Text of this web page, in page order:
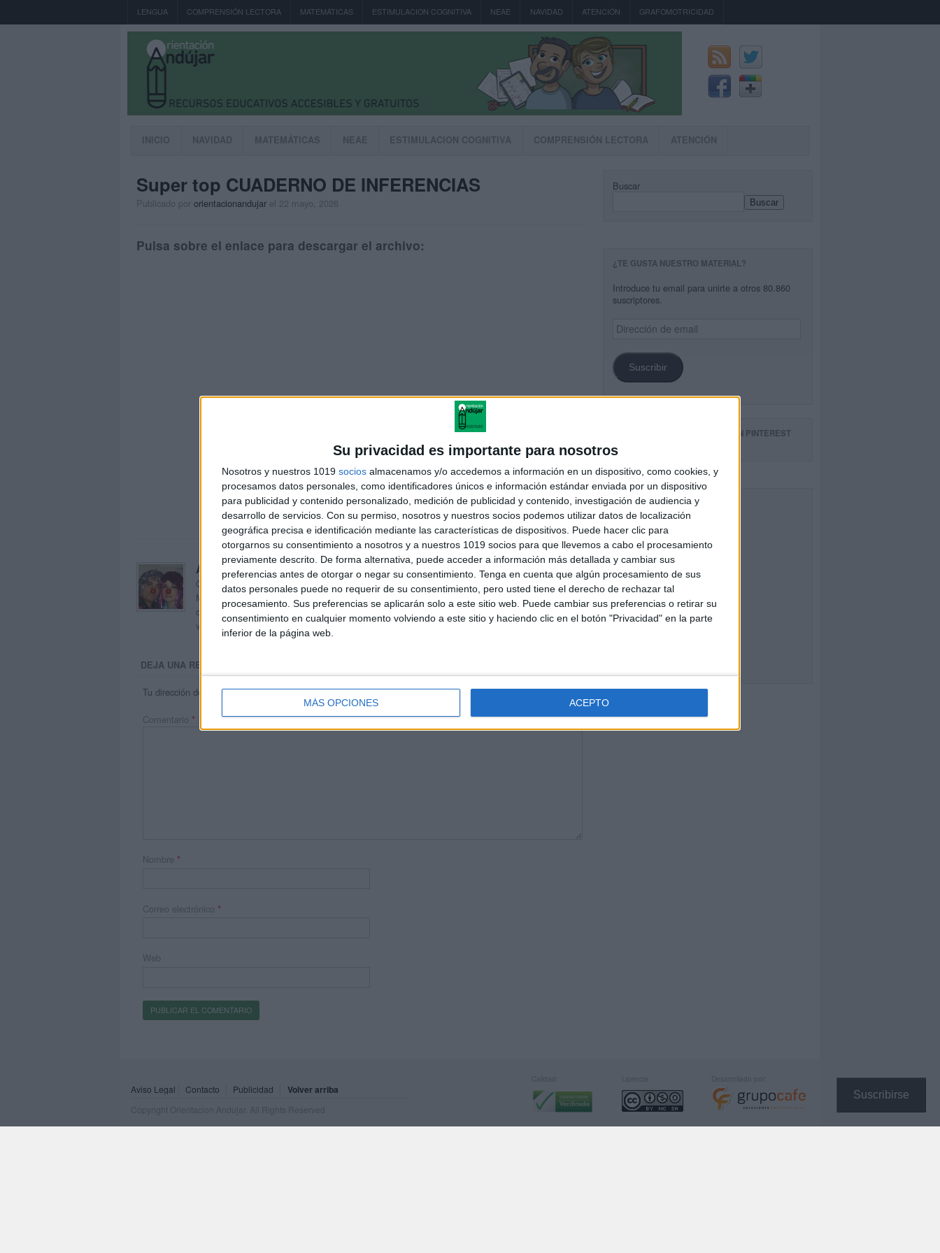
Su privacidad es importante para nosotros
Nosotros y nuestros 1019 socios almacenamos y/o accedemos a información en un dispositivo, como cookies, y
procesamos datos personales, como identificadores únicos e información estándar enviada por un dispositivo
para publicidad y contenido personalizado, medición de publicidad y contenido, investigación de audiencia y
desarrollo de servicios. Con su permiso, nosotros y nuestros socios podemos utilizar datos de localización
geográfica precisa e identificación mediante las características de dispositivos. Puede hacer clic para
otorgarnos su consentimiento a nosotros y a nuestros 1019 socios para que llevemos a cabo el procesamiento
previamente descrito. De forma alternativa, puede acceder a información más detallada y cambiar sus
preferencias antes de otorgar o negar su consentimiento. Tenga en cuenta que algún procesamiento de sus
datos personales puede no requerir de su consentimiento, pero usted tiene el derecho de rechazar tal
procesamiento. Sus preferencias se aplicarán solo a este sitio web. Puede cambiar sus preferencias o retirar su
consentimiento en cualquier momento volviendo a este sitio y haciendo clic en el botón "Privacidad" en la parte
inferior de la página web.
MÁS OPCIONES ACEPTO
Suscribirse
LENGUA COMPRENSIÓN LECTORA MATEMÁTICAS ESTIMULACION COGNITIVA NEAE NAVIDAD ATENCIÓN GRAFOMOTRICIDAD
INICIO NAVIDAD MATEMÁTICAS NEAE ESTIMULACION COGNITIVA COMPRENSIÓN LECTORA ATENCIÓN
Super top CUADERNO DE INFERENCIAS
Publicado por orientacionandujar el 22 mayo, 2026
Pulsa sobre el enlace para descargar el archivo:
Super top CUADERNO DE
INFERENCIAS
Acerca de orientacionandujar
Orientación Andújar no es solo un blog, es la apuesta personal de dos profesores Ginés y
Maribel, que además de ser pareja, son los encargados de los contenidos que encontramos
dentro del blog y en el cual, vuelcan la mayor parte del tiempo, que sus tareas como docentes, y
voluntarios en sus meses de verano les permite.
DEJA UNA RESPUESTA
Tu dirección de correo electrónico no será publicada. Los campos obligatorios están marcados con*
Comentario *
Nombre *
Correo electrónico *
Web
Buscar
Buscar
¿TE GUSTA NUESTRO MATERIAL?
Introduce tu email para unirte a otros 80.860
suscriptores.
Dirección
de
Suscribir
SIGUE NUESTROS TABLEROS EN PINTEREST
FACEBOOK
Aviso Legal Contacto Publicidad Volver arriba